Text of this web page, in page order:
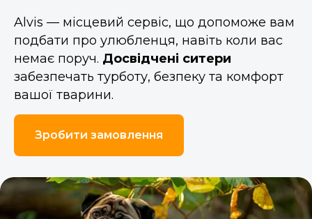
Alvis — місцевий сервіс, що допоможе вам
подбати про улюбленця, навіть коли вас
немає поруч. Досвідчені ситери
забезпечать турботу, безпеку та комфорт
вашої тварини.
Зробити замовлення